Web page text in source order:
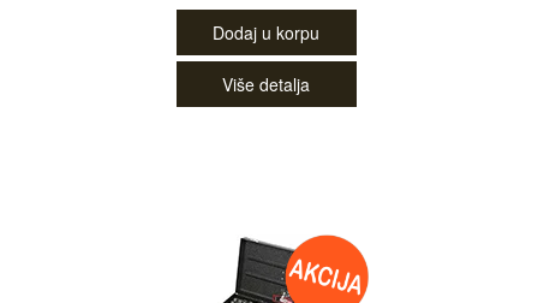
Dodaj u korpu
Više detalja